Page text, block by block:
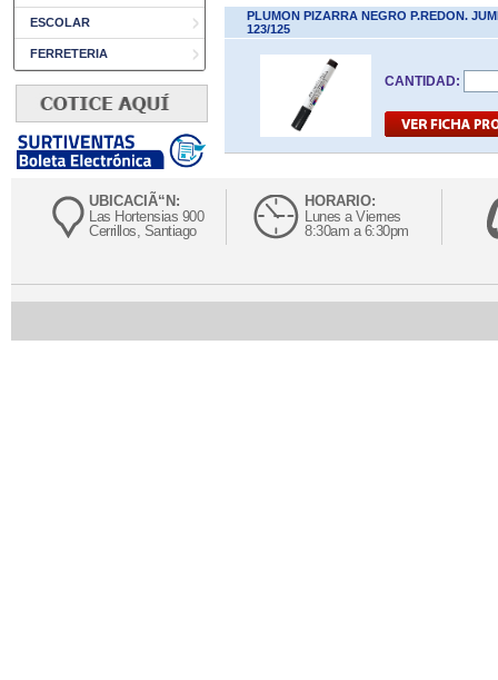
ESCOLAR
FERRETERIA
PLUMON PIZARRA NEGRO P.REDON.
123/125
CANTIDAD:
UBICACIÃ“N:
Las Hortensias 900
Cerrillos, Santiago
HORARIO:
Lunes a Viernes
8:30am a 6:30pm